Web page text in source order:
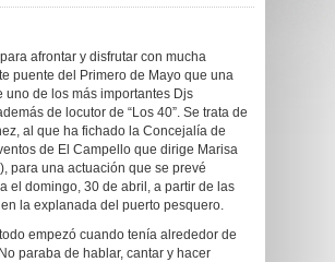
afrontar y disfrutar con mucha
puente del Primero de Mayo que una
uno de los más importantes Djs
de locutor de “Los 40”. Se trata de
al que ha fichado la Concejalía de
de El Campello que dirige Marisa
para una actuación que se prevé
el domingo, 30 de abril, a partir de las
la explanada del puerto pesquero.
empezó cuando tenía alrededor de
paraba de hablar, cantar y hacer